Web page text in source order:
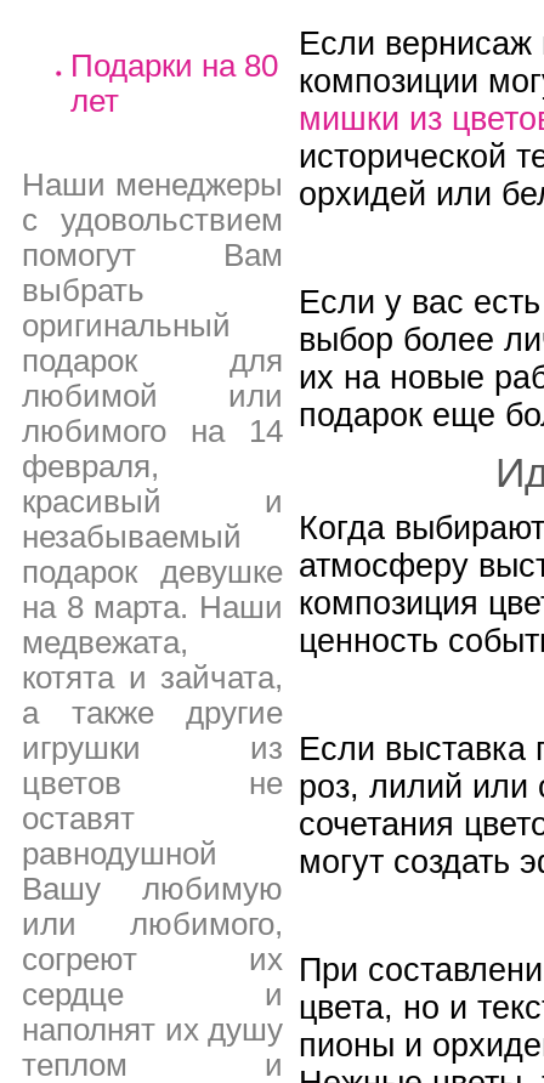
Подарки на 80
лет
Наши менеджеры
с удовольствием
помогут Вам
выбрать
оригинальный
подарок для
любимой или
любимого на 14
февраля,
красивый и
незабываемый
подарок девушке
на 8 марта. Наши
медвежата,
котята и зайчата,
а также другие
игрушки из
цветов не
оставят
равнодушной
Вашу любимую
или любимого,
согреют их
сердце и
наполнят их душу
теплом и
Если вернисаж
композиции
мишки из
исторической
орхидей или
Если у вас
выбор более
их на новые
подарок еще
Когда
атмосферу
композиция
ценность
Если выставка
роз, лилий или
сочетания
могут создать
При
цвета, но и
пионы и